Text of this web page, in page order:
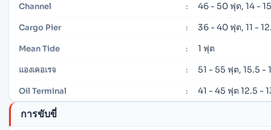
Channel : 46 - 50 ฟุต, 14 -
Cargo Pier : 36 - 40 ฟุต, 11 -
Mean Tide : 1 ฟุต
แองเคอเรจ : 51 - 55 ฟุต, 15.5 -
Oil Terminal : 41 - 45 ฟุต 12.5 -
การขับขี่